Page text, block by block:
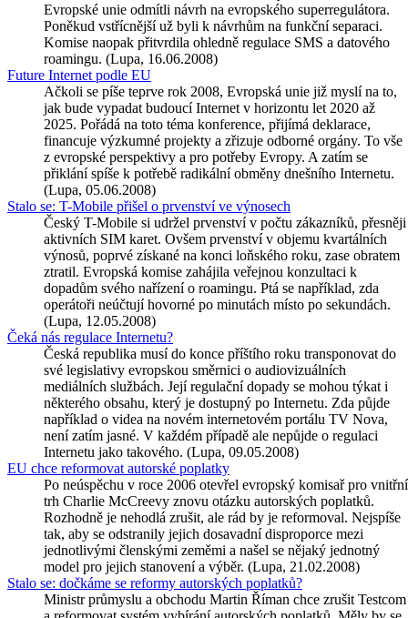
Evropské unie odmítli návrh na evropského superregulátora.
Poněkud vstřícnější už byli k návrhům na funkční separaci.
Komise naopak přitvrdila ohledně regulace SMS a datového
roamingu. (Lupa, 16.06.2008)
Future Internet podle EU
Ačkoli se píše teprve rok 2008, Evropská unie již myslí na to,
jak bude vypadat budoucí Internet v horizontu let 2020 až
2025. Pořádá na toto téma konference, přijímá deklarace,
financuje výzkumné projekty a zřizuje odborné orgány. To vše
z evropské perspektivy a pro potřeby Evropy. A zatím se
přiklání spíše k potřebě radikální obměny dnešního Internetu.
(Lupa, 05.06.2008)
Stalo se: T-Mobile přišel o prvenství ve výnosech
Český T-Mobile si udržel prvenství v počtu zákazníků, přesněji
aktivních SIM karet. Ovšem prvenství v objemu kvartálních
výnosů, poprvé získané na konci loňského roku, zase obratem
ztratil. Evropská komise zahájila veřejnou konzultaci k
dopadům svého nařízení o roamingu. Ptá se například, zda
operátoři neúčtují hovorné po minutách místo po sekundách.
(Lupa, 12.05.2008)
Čeká nás regulace Internetu?
Česká republika musí do konce příštího roku transponovat do
své legislativy evropskou směrnici o audiovizuálních
mediálních službách. Její regulační dopady se mohou týkat i
některého obsahu, který je dostupný po Internetu. Zda půjde
například o videa na novém internetovém portálu TV Nova,
není zatím jasné. V každém případě ale nepůjde o regulaci
Internetu jako takového. (Lupa, 09.05.2008)
EU chce reformovat autorské poplatky
Po neúspěchu v roce 2006 otevřel evropský komisař pro vnitřní
trh Charlie McCreevy znovu otázku autorských poplatků.
Rozhodně je nehodlá zrušit, ale rád by je reformoval. Nejspíše
tak, aby se odstranily jejich dosavadní disproporce mezi
jednotlivými členskými zeměmi a našel se nějaký jednotný
model pro jejich stanovení a výběr. (Lupa, 21.02.2008)
Stalo se: dočkáme se reformy autorských poplatků?
Ministr průmyslu a obchodu Martin Říman chce zrušit Testcom